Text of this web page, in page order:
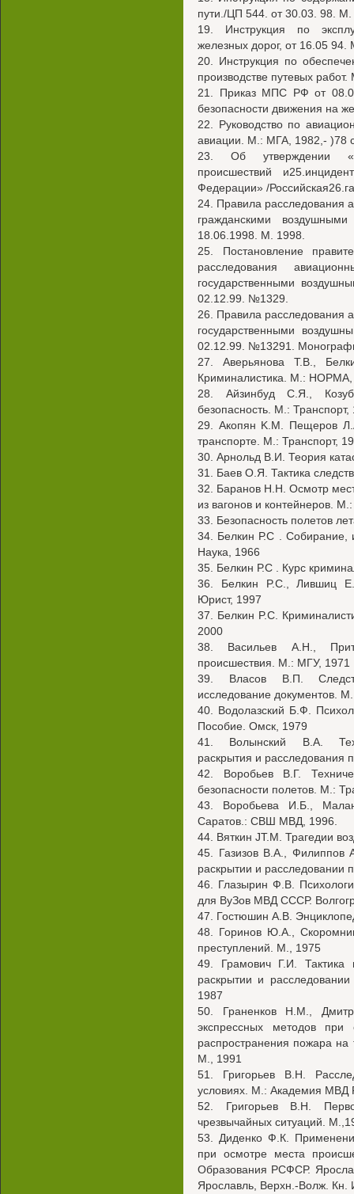
пути./ЦП 544. от 30.03. 98. М.
19. Инструкция по
железных дорог, от 16.05 94.
20. Инструкция по
производстве путевых
21. Приказ МПС РФ от
безопасности движения на
22. Руководство по
авиации. М.: МГА, 1982,- )78
23. Об утверждении
происшествий
Федерации» /
24. Правила расследования
гражданскими
18.06.1998. М. 1998.
25. Постановление
расследования
государственными
02.12.99. №1329.
26. Правила расследования
государственными
02.12.99. №13291.
27. Аверьянова Т.В.,
Криминалистика. М.: НОРМА,
28. Айзинбуд С.Я.,
безопасность. М.: Транспорт,
29. Акопян K.M. Пещеров
транспорте. М.: Транспорт,
30. Арнольд В.И. Теория
31. Баев О.Я. Тактика
32. Баранов H.H. Осмотр
из вагонов и контейнеров.
33. Безопасность полетов
34. Белкин Р.С . Собирание,
Наука, 1966
35. Белкин Р.С . Курс
36. Белкин P.C., Лившиц
Юрист, 1997
37. Белкин P.C.
2000
38. Васильев А.Н.,
происшествия. М.: МГУ, 1971
39. Власов В.П.
исследование документов.
40. Водолазский Б.Ф.
Пособие. Омск, 1979
41. Волынский В.А.
раскрытия и
42. Воробьев В.Г.
безопасности полетов. М.:
43. Воробьева И.Б.,
Саратов.: СВШ МВД, 1996.
44. Вяткин JT.M. Трагедии
45. Газизов В.А., Филиппов
раскрытии и
46. Глазырин Ф.В.
для ВуЗов МВД СССР.
47. Гостюшин A.B.
48. Горинов Ю.А.,
преступлений. М., 1975
49. Грамович Г.И. Тактика
раскрытии и
1987
50. Граненков Н.М.,
экспрессных методов
распространения пожара на
М., 1991
51. Григорьев В.Н.
условиях. М.: Академия МВД
52. Григорьев В.Н.
чрезвычайных ситуаций.
53. Диденко Ф.К.
при осмотре места
Образования РСФСР.
Ярославль, Верхн.-Волж. Кн.